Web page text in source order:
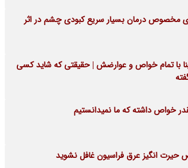
مخصوص درمان بسیار سریع کبودی چشم در اثر
با تمام خواص و عوارضش | حقیقتی که شاید کسی
خواص داشته که ما نمیدانستیم
حیرت انگیز عرق فراسیون غافل نشوید